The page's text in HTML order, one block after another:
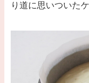
り道に思いついた